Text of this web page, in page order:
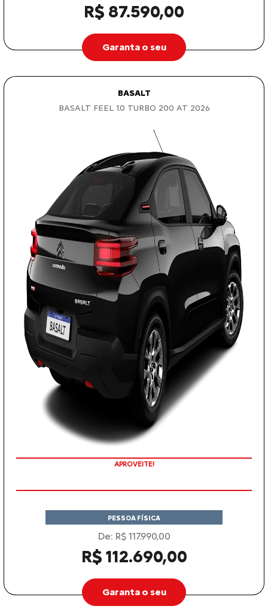
R$ 87.590,00
Garanta o seu
BASALT
BASALT FEEL 1.0 TURBO 200 AT 2026
COM SEU USADO NA TROCA
PESSOA FÍSICA
De: R$ 117.990,00
R$ 112.690,00
Garanta o seu